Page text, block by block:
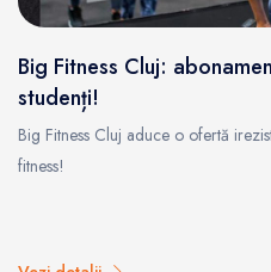
Big Fitness Cluj:
studenți!
Big Fitness Cluj aduce o ofertă
fitness!